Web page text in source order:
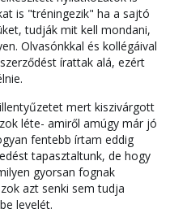
is "tréningezik" ha a sajtó
tudják mit kell mondani,
Olvasónkkal és kollégáival
írattak alá, ezért
mert kiszivárgott
léte- amiről amúgy már jó
fentebb írtam eddig
tapasztaltunk, de hogy
gyorsan fognak
azt senki sem tudja
levelét.